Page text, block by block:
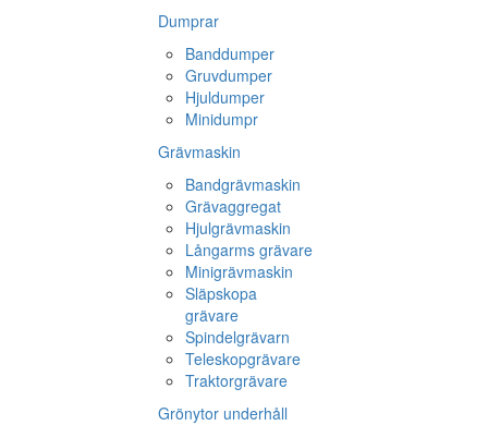
Dumprar
Banddumper
Gruvdumper
Hjuldumper
Minidumpr
Grävmaskin
Bandgrävmaskin
Grävaggregat
Hjulgrävmaskin
Långarms grävare
Minigrävmaskin
Släpskopa
grävare
Spindelgrävarn
Teleskopgrävare
Traktorgrävare
Grönytor underhåll